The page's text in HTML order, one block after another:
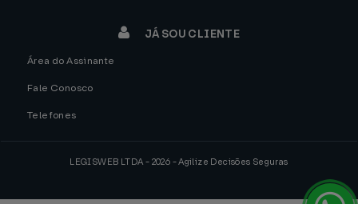
JÁ SOU CLIENTE
Área do Assinante
Fale Conosco
Telefones
LEGISWEB LTDA - 2026 - Agilize Decisões Seguras